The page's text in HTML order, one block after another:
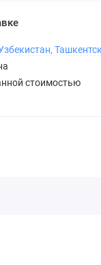
стоимостью